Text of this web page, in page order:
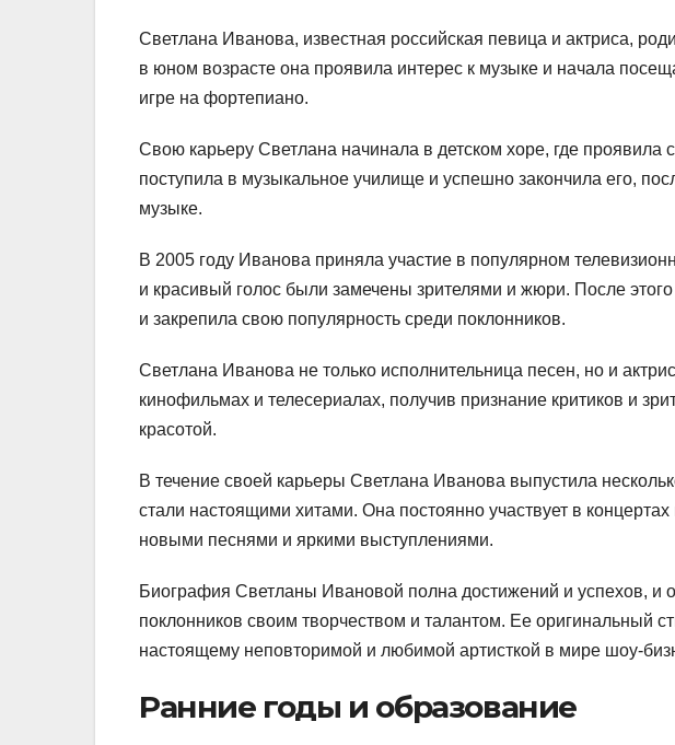
Светлана Иванова, известная российская певица и актриса,
в юном возрасте она проявила интерес к музыке и начала
игре на фортепиано.
Свою карьеру Светлана начинала в детском хоре, где проявила
поступила в музыкальное училище и успешно закончила его,
музыке.
В 2005 году Иванова приняла участие в популярном
и красивый голос были замечены зрителями и жюри. После
и закрепила свою популярность среди поклонников.
Светлана Иванова не только исполнительница песен, но и
кинофильмах и телесериалах, получив признание критиков и
красотой.
В течение своей карьеры Светлана Иванова выпустила
стали настоящими хитами. Она постоянно участвует в
новыми песнями и яркими выступлениями.
Биография Светланы Ивановой полна достижений и успехов, и
поклонников своим творчеством и талантом. Ее оригинальный
настоящему неповторимой и любимой артисткой в мире шоу-
Ранние годы и образование